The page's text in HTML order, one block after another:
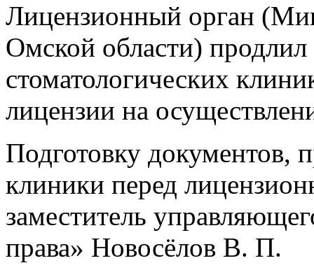
Лицензионный орган
Омской области)
стоматологических
лицензии на
Подготовку документов,
клиники перед
заместитель
права» Новосёлов В. П.